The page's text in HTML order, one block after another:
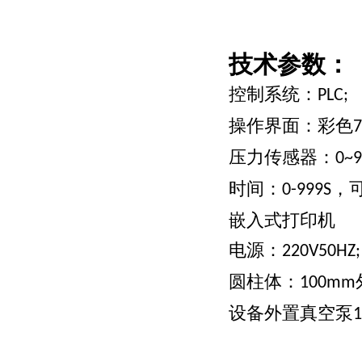
技术参数：
控制系统： PLC;
操作界面：彩色7
压力传感器：
时间： 0-999S，
嵌入式打印机
电源： 220V50HZ;
圆柱体： 100mm
设备外置真空泵1